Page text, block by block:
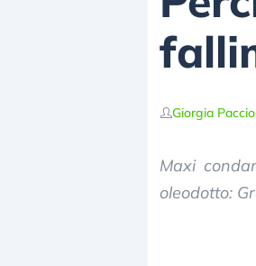
Giorgia
Maxi
oleodotto: